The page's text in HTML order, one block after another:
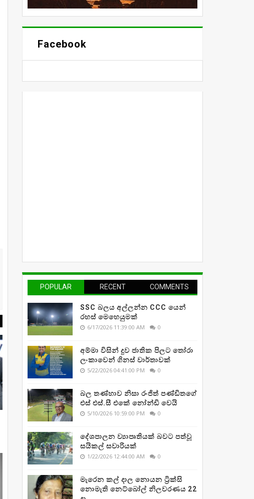
Facebook
POPULAR RECENT COMMENTS
SSC බලය අල්ලන්න CCC යෙන්
රහස් මෙහෙයුමක්
6/17/2026 11:39:00 AM 0
අම්මා විසින් දුව ජාතික පිලට තෝරා
ලංකාවෙන් ගිනස් වාර්තාවක්
5/22/2026 04:41:00 PM 0
බල තණ්හාව නිසා රංජිත් පණ්ඩිතගේ
එස් එස්.සී එකේ නෝන්ඩි වෙයි
5/10/2026 10:59:00 PM 0
දේශපාලන ව්‍යාපෘතියක් බවට පත්වූ
සයිකල් සවාරියක්
1/22/2026 12:44:00 AM 0
මැරෙන කල් දාල නොයන ට්‍රික්සි
නොමැති නෙට්බෝල් නිලවරණය 22